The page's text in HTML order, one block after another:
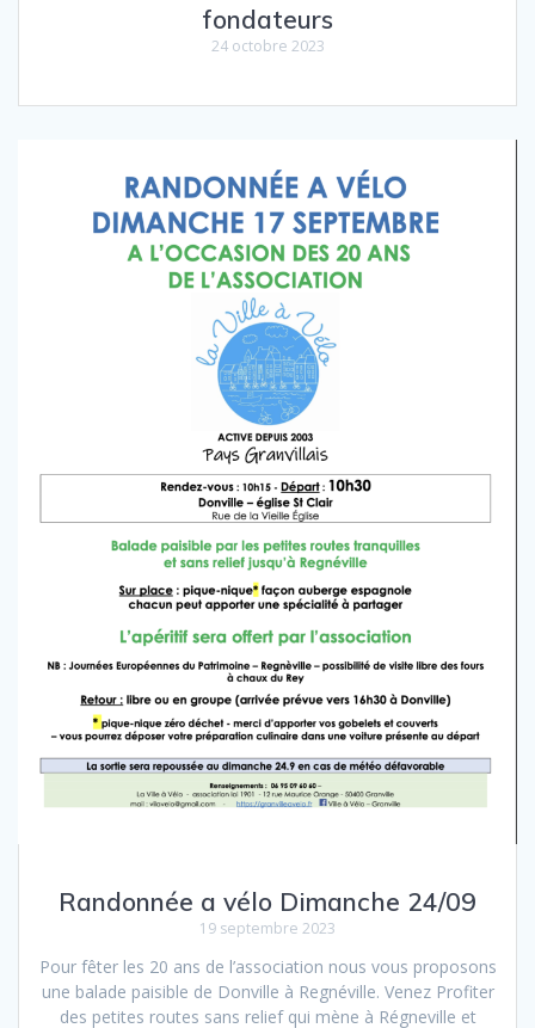
fondateurs
24 octobre 2023
Randonnée a vélo Dimanche 24/09
19 septembre 2023
Pour fêter les 20 ans de l’association nous vous proposons
une balade paisible de Donville à Regnéville. Venez Profiter
des petites routes sans relief qui mène à Régneville et